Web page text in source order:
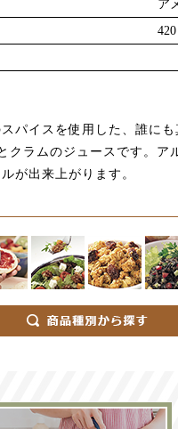
ア
420
パイスを使用した、誰に
クラムのジュースです。ア
が出来上がります。